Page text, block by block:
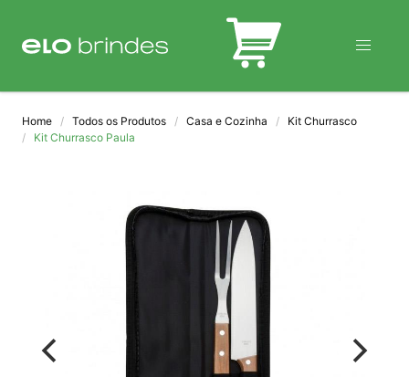
BLOG
Home Todos os Produtos Casa e Cozinha
Kit Churrasco
Kit Churrasco Paula